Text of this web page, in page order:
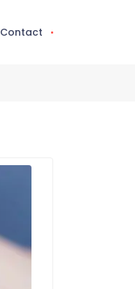
Contact